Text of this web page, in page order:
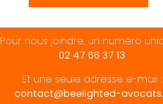
Pour nous joindre, un numéro
02 47 66 37 13
Et une seule adresse e-mail :
contact@beelighted-